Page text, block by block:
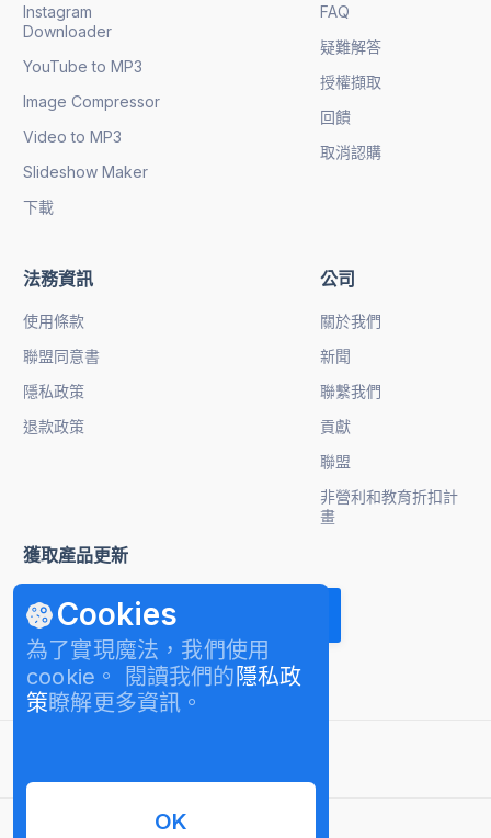
Cookies
為了實現魔法，我們使用
cookie。 閱讀我們的 隱私政
策瞭解更多資訊。
OK
Instagram
Downloader
YouTube to MP3
Image Compressor
Video to MP3
Slideshow Maker
下載
FAQ
疑難解答
授權擷取
回饋
取消認購
法務資訊
使用條款
聯盟同意書
隱私政策
退款政策
公司
關於我們
新聞
聯繫我們
貢獻
聯盟
非營利和教育折扣計
畫
獲取產品更新